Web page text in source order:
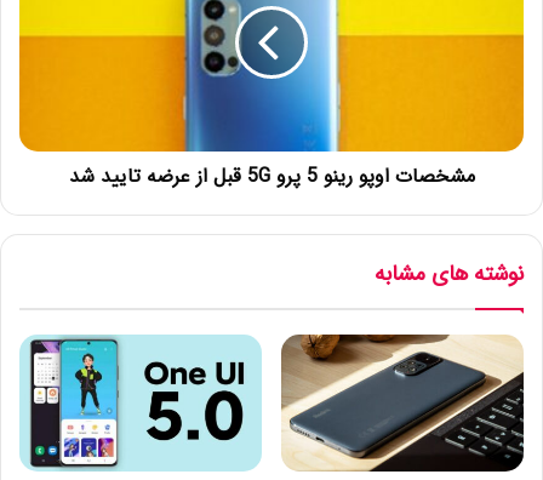
مشخصات اوپو رینو 5 پرو 5G قبل از عرضه تایید شد
نوشته های مشابه